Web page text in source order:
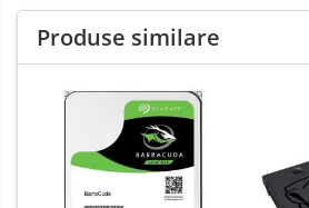
Produse similare